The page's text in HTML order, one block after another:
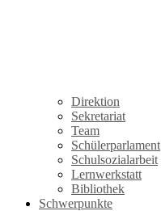
Direktion
Sekretariat
Team
Schülerparlament
Schulsozialarbeit
Lernwerkstatt
Bibliothek
Schwerpunkte